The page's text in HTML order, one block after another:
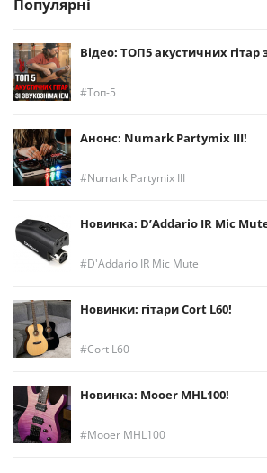
Популярні
Відео: ТОП5 акустичних гітар
Топ-5
Анонс: Numark Partymix III!
Numark Partymix III
Новинка: D’Addario IR Mic
D'Addario IR Mic Mute
Новинки: гітари Cort L60!
Cort L60
Новинка: Mooer MHL100!
Mooer MHL100